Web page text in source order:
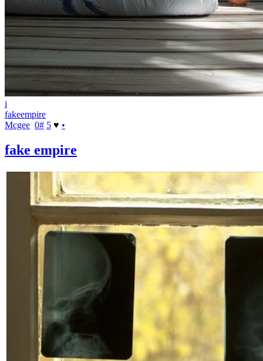
i
fakeempire
Mcgee 0# 5 ♥ •
fake empire